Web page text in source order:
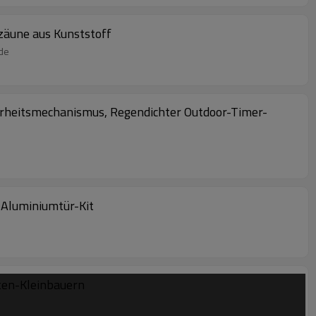
aus Kunststoff
Regendichter Outdoor-Timer-
Kit
Kleinbauern